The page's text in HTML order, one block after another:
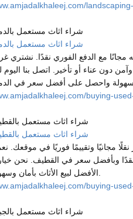
شراء اثاث مستعمل
شراء اثاث مستعمل
مجانًا مع الدفع الفوري نقدًا. نشتري
دون عناء أو تأخير. اتصل بنا اليوم
buying-
شراء اثاث مستعمل
شراء اثاث مستعمل
مجانيًا وتقييمًا فوريًا في موقعك.
وبأفضل سعر في القطيف. نحن
buying-
شراء اثاث مستعمل